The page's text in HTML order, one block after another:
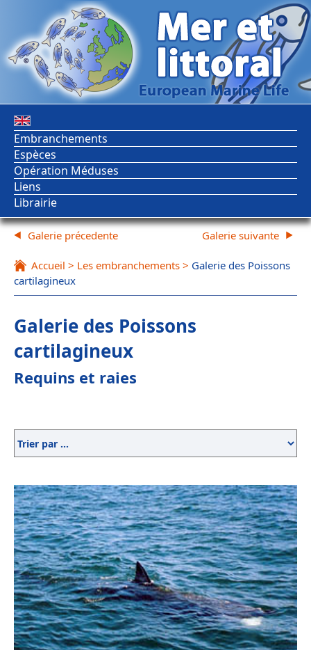
Embranchements
Espèces
Opération Méduses
Liens
Librairie
Galerie précedente
Accueil > Les embranchements > Galerie des Poissons
cartilagineux
Galerie suivante
Galerie des Poissons
cartilagineux
Requins et raies